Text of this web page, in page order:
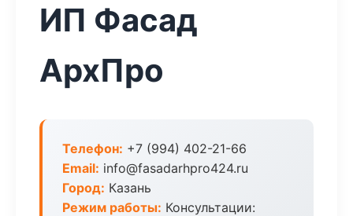
ИП Фасад
АрхПро
Телефон: +7 (994) 402-21-66
Email: info@fasadarhpro424.ru
Город: Казань
Режим работы: Консультации: